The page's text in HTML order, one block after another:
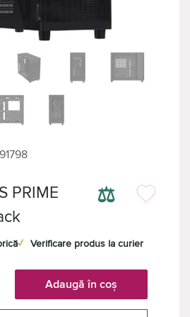
⚖
PRIME
✓ Verificare produs la curier
Adaugă în coș